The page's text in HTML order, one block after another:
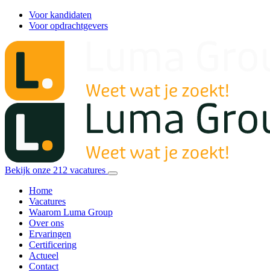
Voor kandidaten
Voor opdrachtgevers
Bekijk onze 212 vacatures
Home
Vacatures
Waarom Luma Group
Over ons
Ervaringen
Certificering
Actueel
Contact